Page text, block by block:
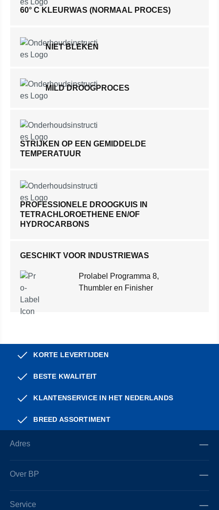
60° C KLEURWAS (NORMAAL PROCES)
NIET BLEKEN
MILD DROOGPROCES
STRIJKEN OP EEN GEMIDDELDE
TEMPERATUUR
PROFESSIONELE DROOGKUIS IN
TETRACHLOROETHENE EN/OF
HYDROCARBONS
GESCHIKT VOOR INDUSTRIEWAS
Prolabel Programma 8,
Thumbler en Finisher
KORTE LEVERTIJDEN
BESTE KWALITEIT
KLANTENSERVICE IN HET NEDERLANDS
BREED ASSORTIMENT
Adres
Over BP
Service